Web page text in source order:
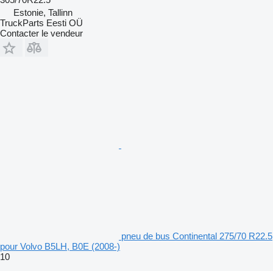
Estonie, Tallinn
TruckParts Eesti OÜ
Contacter le vendeur
pneu de bus Continental 275/70 R22.5
pour Volvo B5LH, B0E (2008-)
10